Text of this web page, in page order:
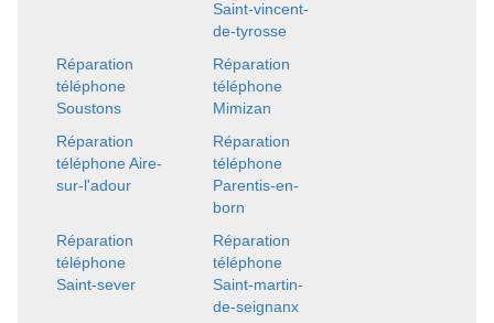
Saint-vincent-
de-tyrosse
Réparation
téléphone
Soustons
Réparation
téléphone
Mimizan
Réparation
téléphone Aire-
sur-l'adour
Réparation
téléphone
Parentis-en-
born
Réparation
téléphone
Saint-sever
Réparation
téléphone
Saint-martin-
de-seignanx